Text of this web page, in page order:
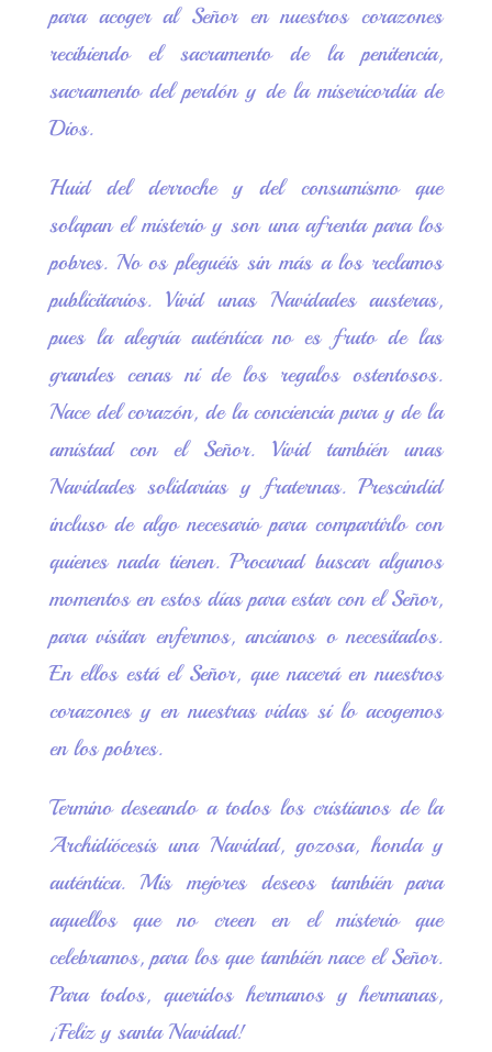
para acoger al Señor en nuestros corazones
recibiendo el sacramento de la penitencia,
sacramento del perdón y de la misericordia de
Dios.
Huid del derroche y del consumismo que
solapan el misterio y son una afrenta para los
pobres. No os pleguéis sin más a los reclamos
publicitarios. Vivid unas Navidades austeras,
pues la alegría auténtica no es fruto de las
grandes cenas ni de los regalos ostentosos.
Nace del corazón, de la conciencia pura y de la
amistad con el Señor. Vivid también unas
Navidades solidarias y fraternas. Prescindid
incluso de algo necesario para compartirlo con
quienes nada tienen. Procurad buscar algunos
momentos en estos días para estar con el Señor,
para visitar enfermos, ancianos o necesitados.
En ellos está el Señor, que nacerá en nuestros
corazones y en nuestras vidas si lo acogemos
en los pobres.
Termino deseando a todos los cristianos de la
Archidiócesis una Navidad, gozosa, honda y
auténtica. Mis mejores deseos también para
aquellos que no creen en el misterio que
celebramos, para los que también nace el Señor.
Para todos, queridos hermanos y hermanas,
¡Feliz y santa Navidad!